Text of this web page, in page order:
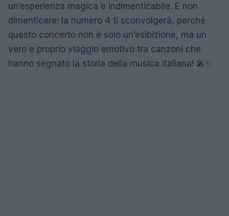
un’esperienza magica e indimenticabile. E non
dimenticare: la numero 4 ti sconvolgerà, perché
questo concerto non è solo un’esibizione, ma un
vero e proprio viaggio emotivo tra canzoni che
hanno segnato la storia della musica italiana! 🎤✨